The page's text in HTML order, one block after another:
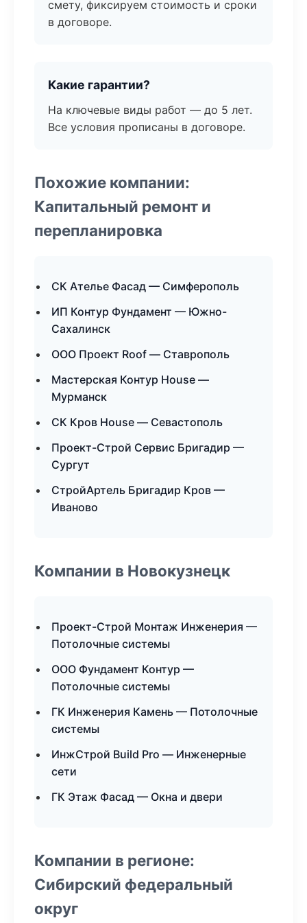
смету, фиксируем стоимость и сроки
в договоре.
Какие гарантии?
На ключевые виды работ — до 5 лет.
Все условия прописаны в договоре.
Похожие компании:
Капитальный ремонт и
перепланировка
СК Ателье Фасад — Симферополь
ИП Контур Фундамент — Южно-
Сахалинск
ООО Проект Roof — Ставрополь
Мастерская Контур House —
Мурманск
СК Кров House — Севастополь
Проект-Строй Сервис Бригадир —
Сургут
СтройАртель Бригадир Кров —
Иваново
Компании в Новокузнецк
Проект-Строй Монтаж Инженерия —
Потолочные системы
ООО Фундамент Контур —
Потолочные системы
ГК Инженерия Камень — Потолочные
системы
ИнжСтрой Build Pro — Инженерные
сети
ГК Этаж Фасад — Окна и двери
Компании в регионе:
Сибирский федеральный
округ